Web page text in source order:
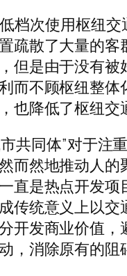
档次使用枢纽
疏散了大量的
但是由于没有
而不顾枢纽整
也降低了枢纽交
市共同体”对于
而然地推动人
直是热点开发项
传统意义上以交
开发商业价值，
，消除原有的阻